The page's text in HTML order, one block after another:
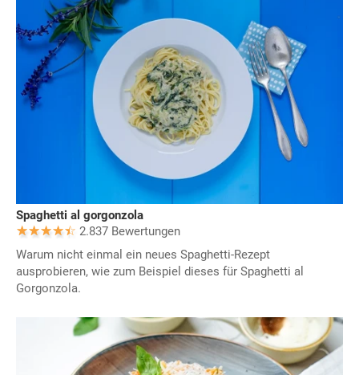
Spaghetti al gorgonzola
2.837 Bewertungen
Warum nicht einmal ein neues Spaghetti-Rezept
ausprobieren, wie zum Beispiel dieses für Spaghetti al
Gorgonzola.